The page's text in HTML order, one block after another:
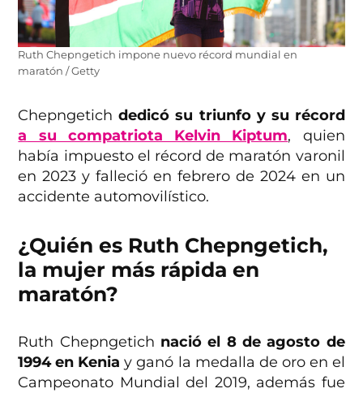
Ruth Chepngetich impone nuevo récord mundial en
maratón / Getty
Chepngetichdedicó su triunfo y su récord
a su compatriota Kelvin Kiptum, quien
había impuesto el récord de maratón varonil
en 2023 y falleció en febrero de 2024 en un
accidente automovilístico.
¿Quién es Ruth Chepngetich,
la mujer más rápida en
maratón?
Ruth Chepngetich nació el 8 de agosto de
1994 en Kenia y ganó la medalla de oro en el
Campeonato Mundial del 2019, además fue